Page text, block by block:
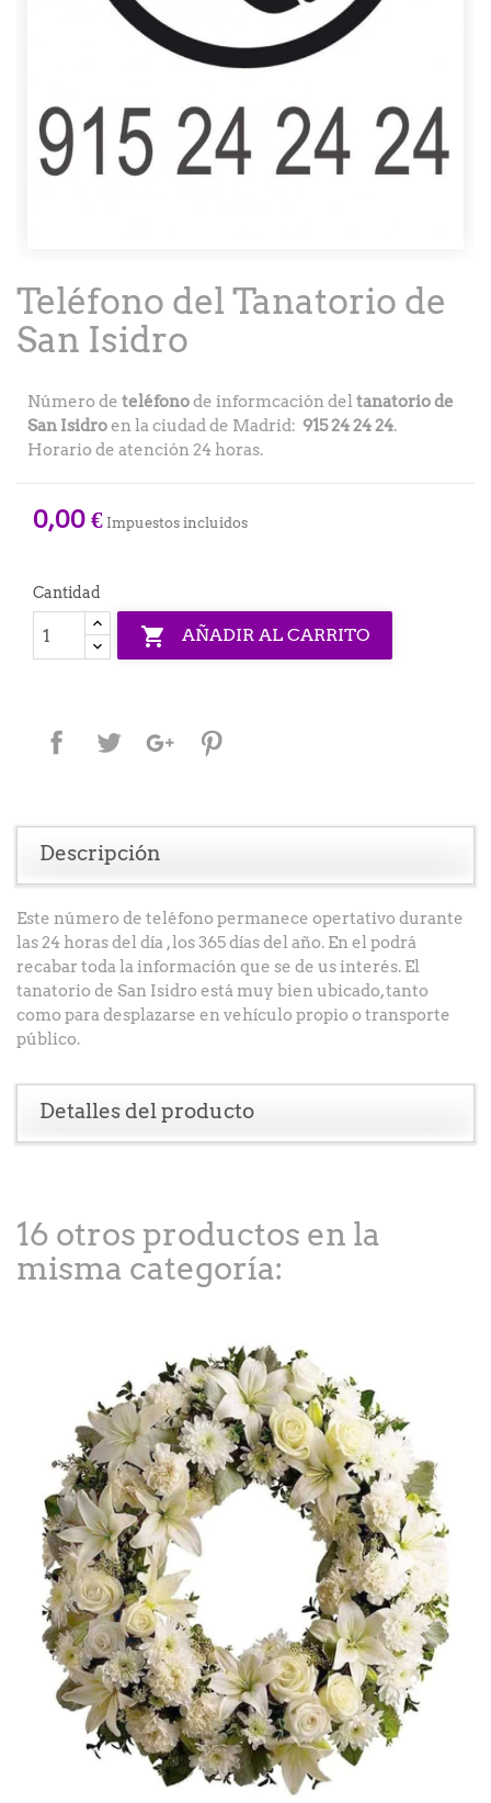
Teléfono del Tanatorio de
San Isidro
Número de teléfonode informcación deltanatorio de
San Isidroen la ciudad de Madrid: 915 24 24 24.
Horario de atención 24 horas.
0,00 € Impuestos incluidos
Cantidad
 AÑADIR AL CARRITO
CompartirTuitear Google+
Descripción
Este número de teléfono permanece opertativo durante
las 24 horas del día , los 365 días del año. En el podrá
recabar toda la información que se de us interés. El
tanatorio de San Isidro está muy bien ubicado, tanto
como para desplazarse en vehículo propio o transporte
público.
Detalles del producto
16 otros productos en la
misma categoría: